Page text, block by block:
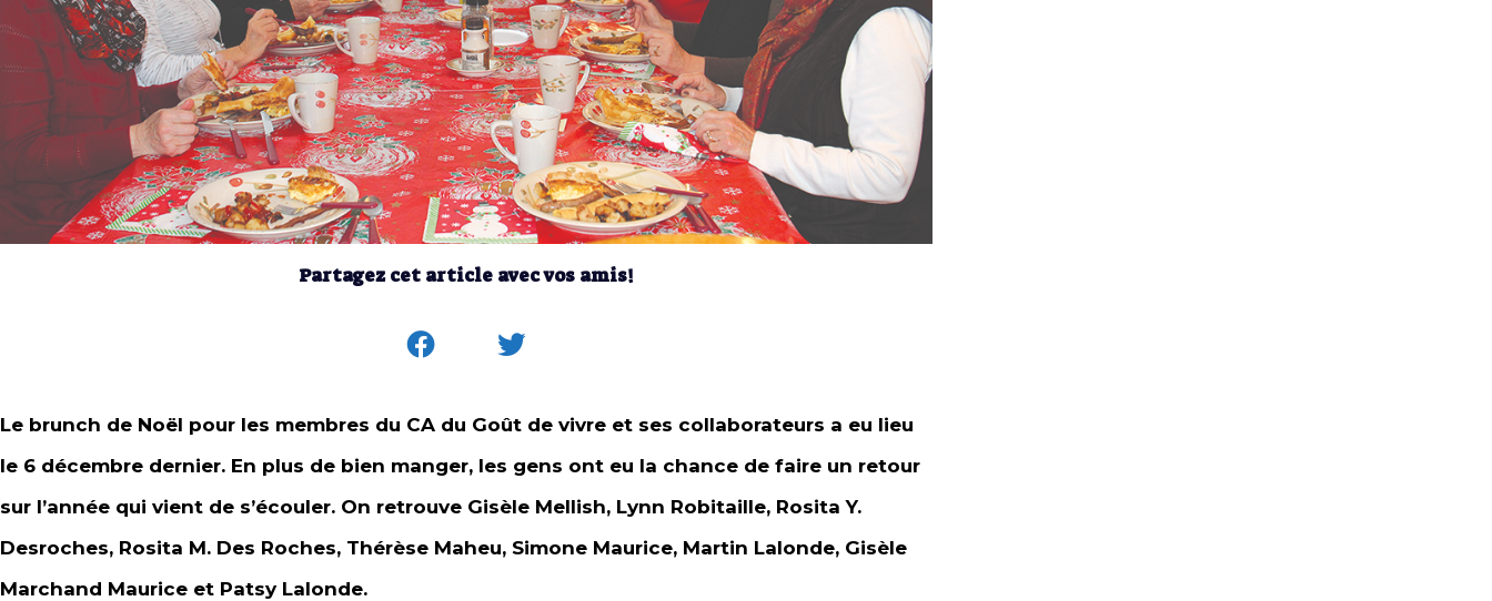
Partagez cet article avec vos amis!
Le brunch de Noël pour les membres du CA du Goût de vivre et ses collaborateurs a eu lieu
le 6 décembre dernier. En plus de bien manger, les gens ont eu la chance de faire un retour
sur l’année qui vient de s’écouler. On retrouve Gisèle Mellish, Lynn Robitaille, Rosita Y.
Desroches, Rosita M. Des Roches, Thérèse Maheu, Simone Maurice, Martin Lalonde, Gisèle
Marchand Maurice et Patsy Lalonde.